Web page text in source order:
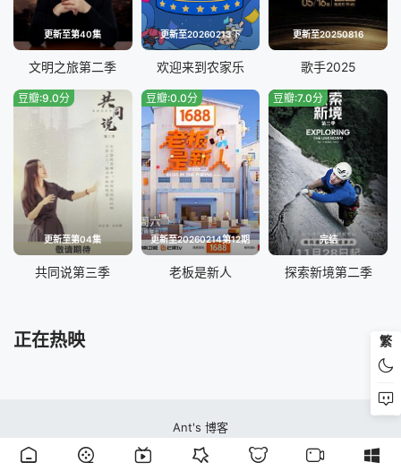
更新至第40集
文明之旅第二季
更新至20260213下
欢迎来到农家乐
更新至20250816
歌手2025
更新至第04集
豆瓣:9.0分
共同说第三季
更新至20260214第12期
豆瓣:0.0分
老板是新人
完结
豆瓣:7.0分
探索新境第二季
正在热映 繁
Ant's 博客
蚂蚁视频站本站所有内容均来自互联网分享站点所提供的公开引用资源，未提供
资源上传、存储服务